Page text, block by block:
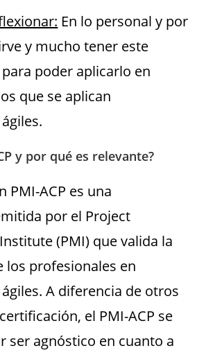
En lo personal y por
y mucho tener este
poder aplicarlo en
que se aplican
y por qué es relevante?
PMI-ACP es una
por el Project
(PMI) que valida la
los profesionales en
A diferencia de otros
el PMI-ACP se
ser agnóstico en cuanto a